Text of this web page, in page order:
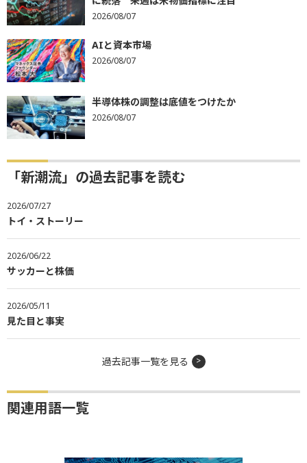
2026/08/07
AIと資本市場
2026/08/07
半導体株の調整は底値をつけたか
2026/08/07
「新潮流」の過去記事を読む
2026/07/27
トイ・ストーリー
2026/06/22
サッカーと株価
2026/05/11
見た目と事実
過去記事一覧を見る
関連用語一覧